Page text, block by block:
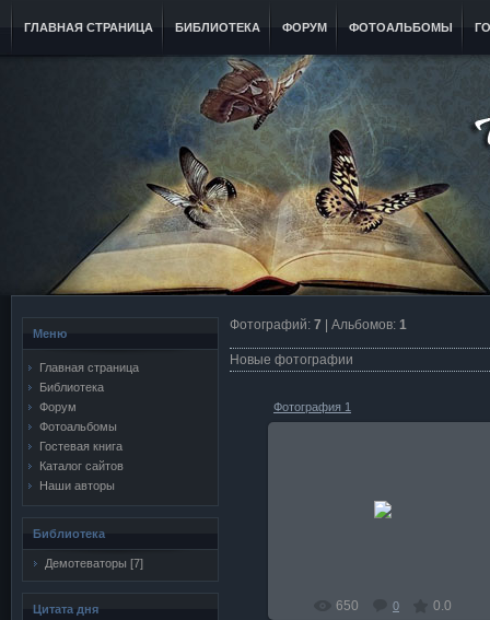
ГЛАВНАЯ СТРАНИЦА БИБЛИОТЕКА ФОРУМ ФОТОАЛЬБОМЫ
Меню
Главная страница
Библиотека
Форум
Фотоальбомы
Гостевая книга
Каталог сайтов
Наши авторы
Библиотека
Демотеваторы [7]
Цитата дня
Фотографий: 7 | Альбомов: 1
Новые фотографии
Фотография 1
650 0 0.0